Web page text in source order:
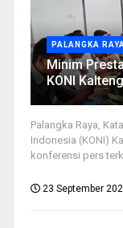
PALANGKA
Minim
KONI
Palangka Raya,
Indonesia (KONI)
konferensi pers
23 September